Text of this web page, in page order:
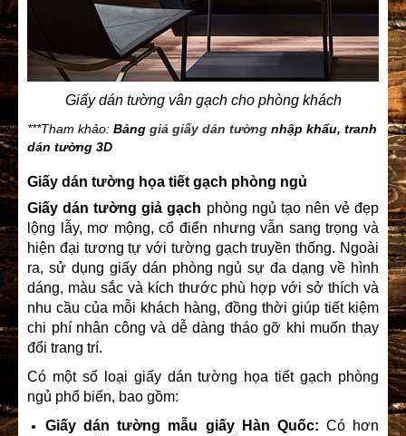
Giấy dán tường vân gạch cho phòng khách
***Tham khảo: Bảng giá giấy dán tường nhập khẩu, tranh
dán tường 3D
Giấy dán tường họa tiết gạch phòng ngủ
Giấy dán tường giả gạch phòng ngủ tạo nên vẻ đẹp
lộng lẫy, mơ mộng, cổ điển nhưng vẫn sang trọng và
hiện đại tương tự với tường gạch truyền thống. Ngoài
ra, sử dụng giấy dán phòng ngủ sự đa dạng về hình
dáng, màu sắc và kích thước phù hợp với sở thích và
nhu cầu của mỗi khách hàng, đồng thời giúp tiết kiệm
chi phí nhân công và dễ dàng tháo gỡ khi muốn thay
đổi trang trí.
Có một số loại giấy dán tường họa tiết gạch phòng
ngủ phổ biến, bao gồm:
Giấy dán tường mẫu giấy
Hàn Quốc: Có hơn